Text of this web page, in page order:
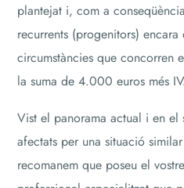
plantejat i, com a
recurrents (progenitors)
circumstàncies que concorren
la suma de 4.000 euros més
Vist el panorama actual i en el
afectats per una situació
recomanem que poseu el